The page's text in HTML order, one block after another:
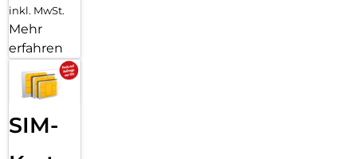
inkl. MwSt.
Mehr
erfahren
SIM-